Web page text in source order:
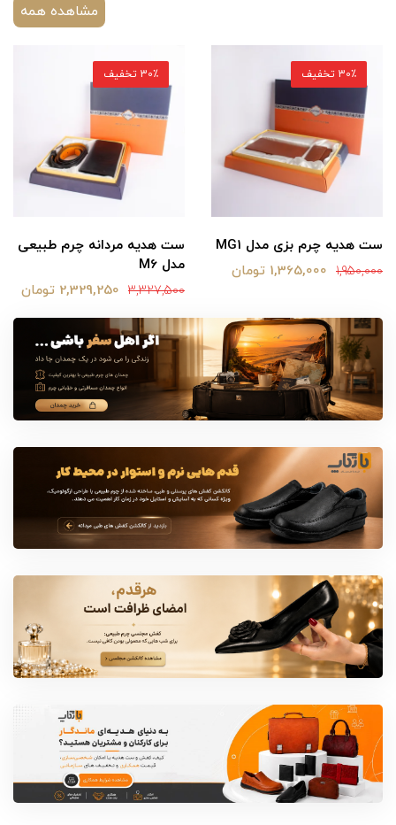
مشاهده همه
ست هدیه چرم بزی مدل MG1
1,950,000 1,365,000 تومان
30٪ تخفیف
ست هدیه مردانه چرم طبیعی
مدل M6
3,327,500 2,329,250 تومان
30٪ تخفیف